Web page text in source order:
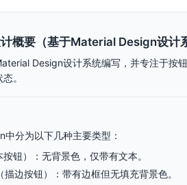
概要（基于Material Design设计
Design设计系统编写，并专注于按
。
分为以下几种主要类型：
按钮）：无背景色，仅带有文本。
（描边按钮）：带有边框但无填充背景色。